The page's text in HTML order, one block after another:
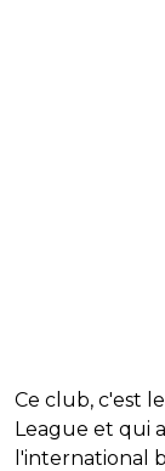
Ce club, c'est le
League et qui
l'international